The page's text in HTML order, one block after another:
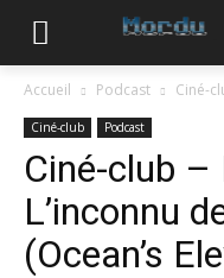
Accueil Podcast Ciné-
Ciné-club Podcast
Ciné-club –
L’inconnu
(Ocean’s